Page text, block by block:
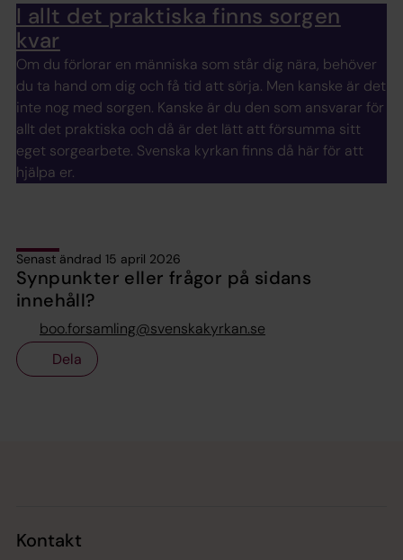
I allt det praktiska finns sorgen
kvar
Om du förlorar en människa som står dig nära, behöver
du ta hand om dig och få tid att sörja. Men kanske är det
inte nog med sorgen. Kanske är du den som ansvarar för
allt det praktiska och då är det lätt att försumma sitt
eget sorgearbete. Svenska kyrkan finns då här för att
hjälpa er.
Senast ändrad 15 april 2026
Synpunkter eller frågor på sidans
innehåll?
boo.forsamling@svenskakyrkan.se
Dela
Kontakt